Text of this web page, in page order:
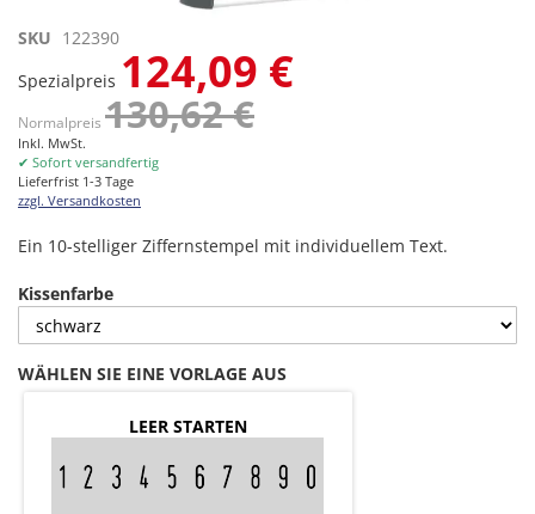
Zum
der
springen
SKU 122390
Spezialpreis 124,09 €
Normalpreis 130,62 €
Inkl. MwSt.
✔ Sofort versandfertig
Lieferfrist 1-3 Tage
zzgl. Versandkosten
Ein 10-stelliger Ziffernstempel mit individuellem Text.
Kissenfarbe
WÄHLEN SIE EINE VORLAGE AUS
LEER STARTEN